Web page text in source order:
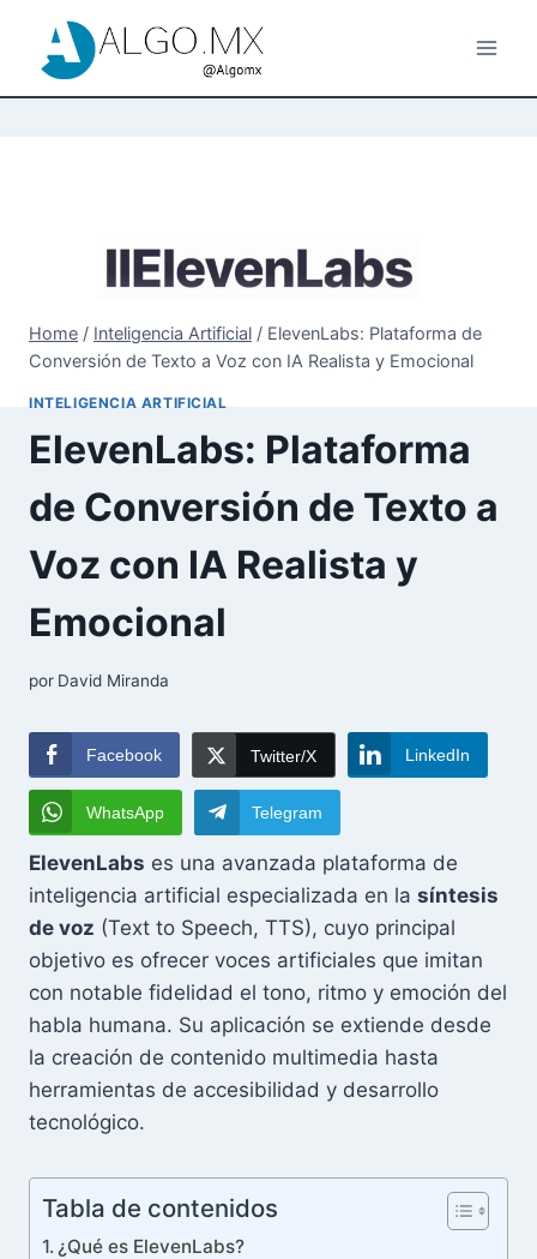
content
Home / Inteligencia Artificial / ElevenLabs: Plataforma de
Conversión de Texto a Voz con IA Realista y Emocional
INTELIGENCIA ARTIFICIAL
ElevenLabs: Plataforma
de Conversión de Texto a
Voz con IA Realista y
Emocional
por David Miranda
Facebook Twitter/X LinkedIn
WhatsApp Telegram
ElevenLabs es una avanzada plataforma de
inteligencia artificial especializada en la síntesis
de voz (Text to Speech, TTS), cuyo principal
objetivo es ofrecer voces artificiales que imitan
con notable fidelidad el tono, ritmo y emoción del
habla humana. Su aplicación se extiende desde
la creación de contenido multimedia hasta
herramientas de accesibilidad y desarrollo
tecnológico.
Tabla de contenidos
¿Qué es ElevenLabs?